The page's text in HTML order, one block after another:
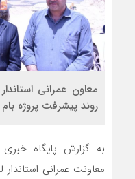
معاون عمرانی
روند پیشرفت پروژه
به گزارش پایگاه خبری
معاونت عمرانی استاندار